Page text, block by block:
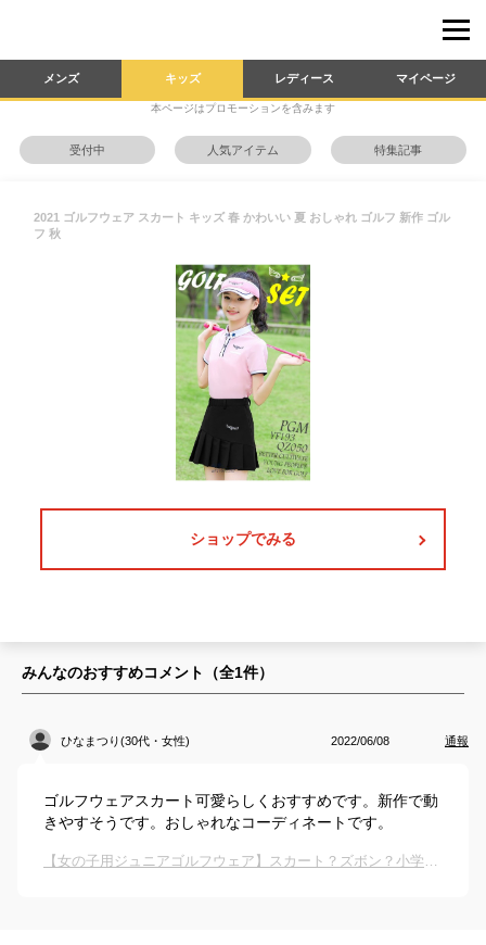
メンズ キッズ レディース マイページ
本ページはプロモーションを含みます
受付中 人気アイテム 特集記事
2021 ゴルフウェア スカート キッズ 春 かわいい 夏 おしゃれ ゴルフ 新作 ゴル
フ 秋
ショップでみる
みんなのおすすめコメント（全1件）
ひなまつり(30代・女性) 2022/06/08 通報
ゴルフウェアスカート可愛らしくおすすめです。新作で動
きやすそうです。おしゃれなコーディネートです。
【女の子用ジュニアゴルフウェア】スカート？ズボン？小学生におすすめは？